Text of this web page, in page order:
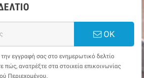
ΟΚ
εγγραφή σας στο ενημερωτικό δελτίο
πώς, ανατρέξτε στα στοιχεία επικοινωνίας
Περιεχομένου.